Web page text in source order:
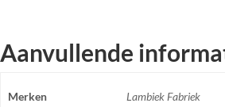
Aanvullende
Merken Lambiek Fabriek